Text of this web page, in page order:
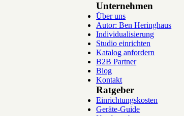
Unternehmen
Über uns
Autor: Ben Heringhaus
Individualisierung
Studio einrichten
Katalog anfordern
B2B Partner
Blog
Kontakt
Ratgeber
Einrichtungskosten
Geräte-Guide